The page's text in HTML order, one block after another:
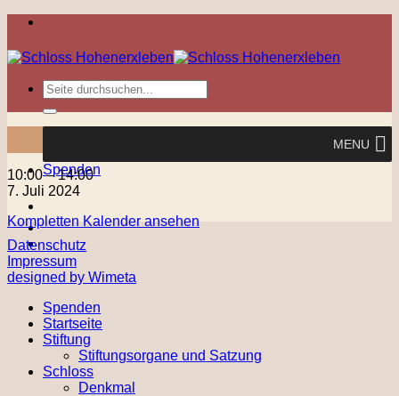
Zum
springen
MENU
Spenden
Sonntagsbrunch
10:00 –14:00
7. Juli 2024
Kompletten Kalender ansehen
Datenschutz
Impressum
designed by Wimeta
Spenden
Startseite
Stiftung
Stiftungsorgane und Satzung
Schloss
Denkmal